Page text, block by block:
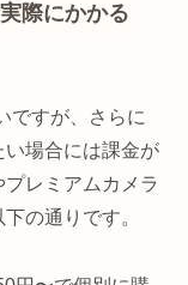
際にかかる
ですが、さらに
場合には課金が
レミアムカメラ
の通りです。